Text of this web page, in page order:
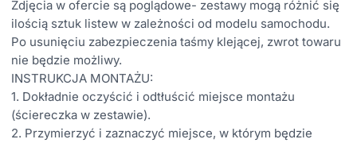
Zdjęcia w ofercie są poglądowe- zestawy mogą różnić się
ilością sztuk listew w zależności od modelu samochodu.
Po usunięciu zabezpieczenia taśmy klejącej, zwrot towaru
nie będzie możliwy.
INSTRUKCJA MONTAŻU:
1. Dokładnie oczyścić i odtłuścić miejsce montażu
(ściereczka w zestawie).
2. Przymierzyć i zaznaczyć miejsce, w którym będzie